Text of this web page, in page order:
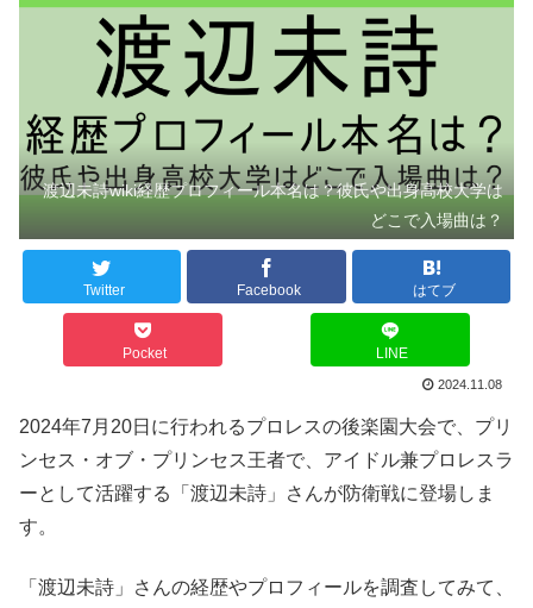
渡辺未詩wiki経歴プロフィール本名は？彼氏や出身高校大学は
どこで入場曲は？
Twitter Facebook はてブ
Pocket LINE
2024.11.08
2024年7月20日に行われるプロレスの後楽園大会で、プリ
ンセス・オブ・プリンセス王者で、アイドル兼プロレスラ
ーとして活躍する「渡辺未詩」さんが防衛戦に登場しま
す。
「渡辺未詩」さんの経歴やプロフィールを調査してみて、